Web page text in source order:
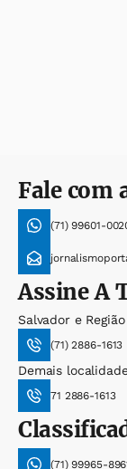
Fale com
(71) 99601-
AssineA
Salvador e
(71) 2886-1613
Demais
71 2886-1613
(71) 99965-